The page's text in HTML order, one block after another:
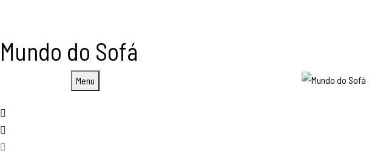
Mundo do Sofá
Menu